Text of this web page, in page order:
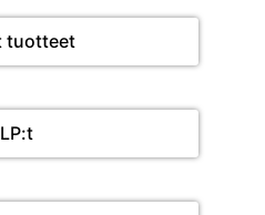
tuotteet
LP:t